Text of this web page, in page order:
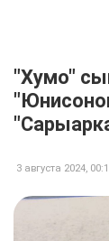
"Хумо"
3 августа 2024,